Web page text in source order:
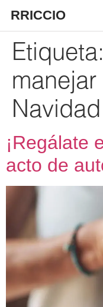
RRICCIO
Etiqueta:
Navidad
¡Regálate
acto de